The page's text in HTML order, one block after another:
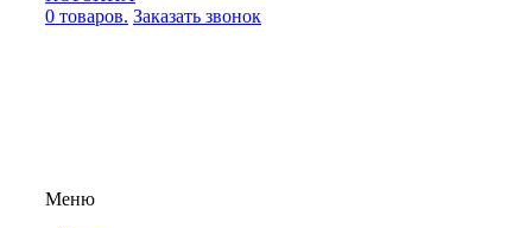
0 товаров. Заказать звонок
Меню